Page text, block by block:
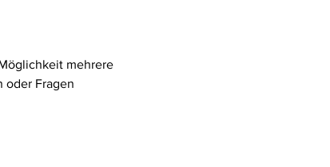
mehrere
oder Fragen